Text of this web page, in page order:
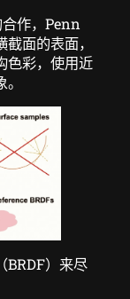
作，Penn
面的表面，
色彩，使用近
BRDF）来尽